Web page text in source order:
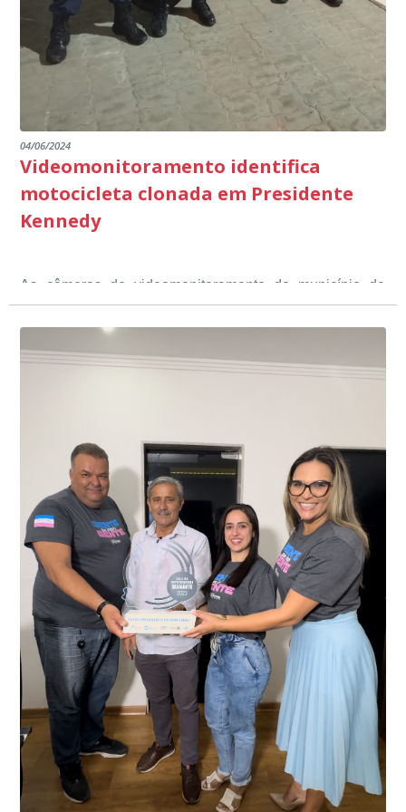
escuta pública.
04/06/2024
Videomonitoramento identifica
motocicleta clonada em Presidente
Kennedy
As câmeras de videomonitoramento do município de
Presidente Kennedy identificaram neste fim de semana,
01 de junho, uma motocicleta com indícios de
adulteração, imediatamente, a central de
videomonitoramento acionou a Guarda Civil Municipal,
Durante a abordagem a adulteração foi comprovada,
através da conferência do Chassi, a motocicleta, bem
conta do sistema de videomonitoramento instalado
recentemente em todo o município de Presidente
Kennedy, o sistema é integrado com outros municípios
do país, sendo possível a identificação de veículos por
meio do cruzamento de informações, nesse caso
específico, com dados de uma cidade do Estado do Rio
de Janeiro.
“Mais de 100 câmeras foram instaladas na sede e no
interior de Presidente Kennedy, garantindo mais
segurança à população, seja nas ruas, no comércio, os
produtores agropecuários. Estamos no rumo certo,
parabéns a todos os servidores que contribuem para a
segurança da nossa cidade”, destaca o prefeito Dorlei
Fontão.